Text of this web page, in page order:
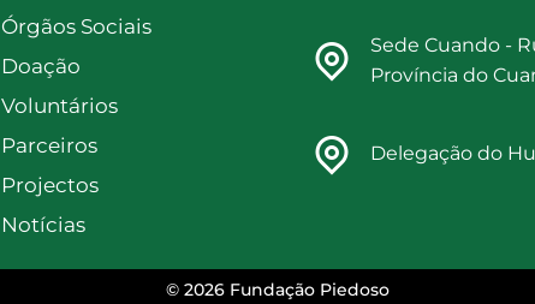
Órgãos Sociais
Doação
Voluntários
Parceiros
Projectos
Notícias
Sede Cuando -
Província do
Delegação do
© 2026 Fundação Piedoso